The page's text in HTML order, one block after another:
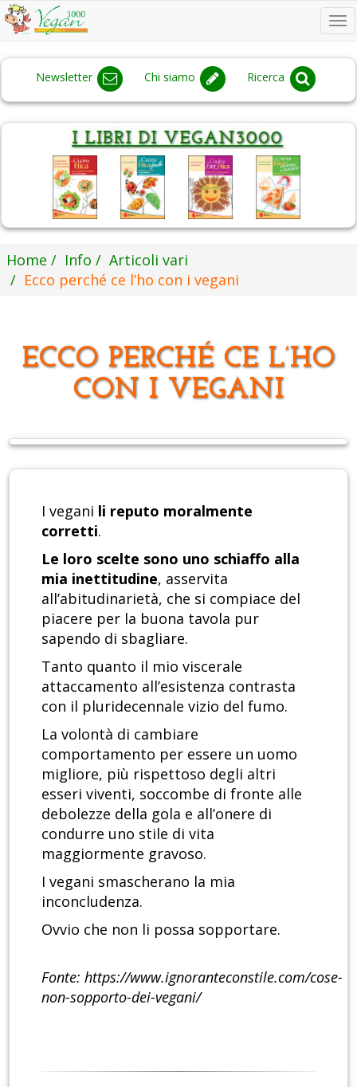
Newsletter Chi siamo Ricerca
Home Info
Articoli vari
Ecco perché ce l’ho con i vegani
ECCO PERCHÉ CE L’HO
CON I VEGANI
I vegani li reputo moralmente
corretti.
Le loro scelte sono uno schiaffo alla
mia inettitudine, asservita
all’abitudinarietà, che si compiace del
piacere per la buona tavola pur
sapendo di sbagliare.
Tanto quanto il mio viscerale
attaccamento all’esistenza contrasta
con il pluridecennale vizio del fumo.
La volontà di cambiare
comportamento per essere un uomo
migliore, più rispettoso degli altri
esseri viventi, soccombe di fronte alle
debolezze della gola e all’onere di
condurre uno stile di vita
maggiormente gravoso.
I vegani smascherano la mia
inconcludenza.
Ovvio che non li possa sopportare.
Fonte: https://www.ignoranteconstile.com/cose-
non-sopporto-dei-vegani/